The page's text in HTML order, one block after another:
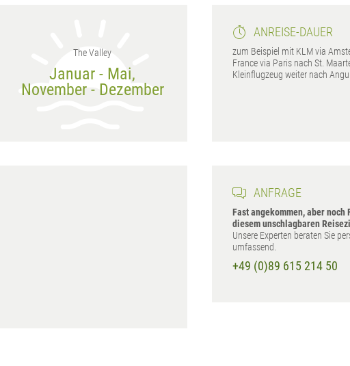
The Valley
Januar - Mai,
November - Dezember
ANREISE-DAUER
zum Beispiel mit KLM via
France via Paris nach St.
Kleinflugzeug weiter nach
ANFRAGE
Fast angekommen, aber noch
diesem unschlagbaren
Unsere Experten beraten Sie
umfassend.
+49 (0)89 615 214 50